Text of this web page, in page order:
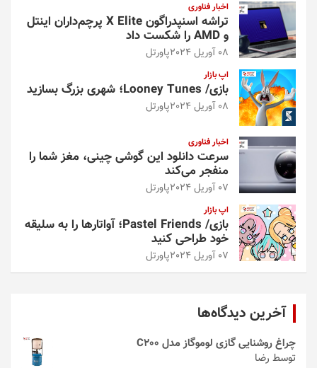
اخبار فناوری
تراشه اسنپدراگون X Elite پرچم‌داران اینتل
و AMD را شکست داد
08 آوریل 2024 پاورتل
اپ بازار
بازی/ Looney Tunes؛ شهری بزرگ بسازید
08 آوریل 2024 پاورتل
اخبار فناوری
سرعت دانلود این گوشی چینی، مغز شما را
منفجر می‌کند
07 آوریل 2024 پاورتل
اپ بازار
بازی/ Pastel Friends؛ آواتارها را به سلیقه
خود طراحی کنید
07 آوریل 2024 پاورتل
آخرین دیدگاه‌ها
چراغ روشنایی گازی لوموگاز مدل C200
توسط رضا